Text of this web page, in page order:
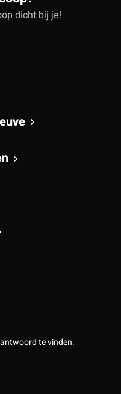
dicht bij je!
te vinden.